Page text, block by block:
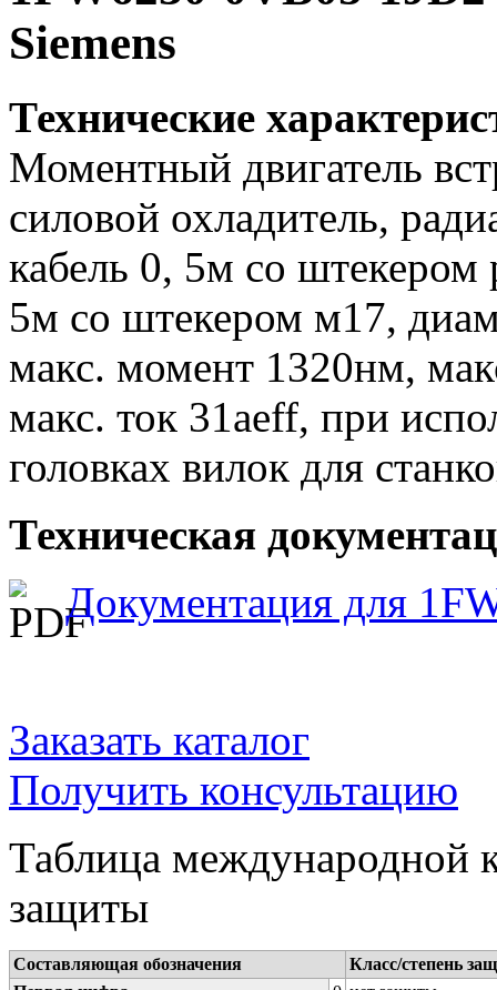
Siemens
Технические
Моментный двигатель
силовой охладитель,
кабель 0, 5м со штекером
5м со штекером м17,
макс. момент 1320нм,
макс. ток 31aeff, при
головках вилок для
Техническая
Документация для
Заказать каталог
Получить консультацию
Таблица международной
защиты
Составляющая обозначения
Класс/степень